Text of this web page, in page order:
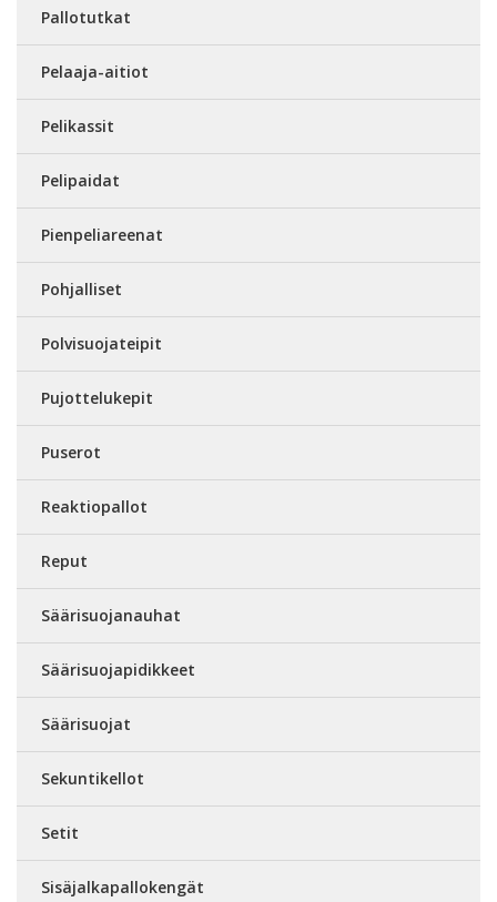
Pallotutkat
Pelaaja-aitiot
Pelikassit
Pelipaidat
Pienpeliareenat
Pohjalliset
Polvisuojateipit
Pujottelukepit
Puserot
Reaktiopallot
Reput
Säärisuojanauhat
Säärisuojapidikkeet
Säärisuojat
Sekuntikellot
Setit
Sisäjalkapallokengät